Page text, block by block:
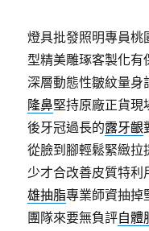
燈具批發照明專員
型精美雕琢客製化有
深層動態性皺紋量
隆鼻堅持原廠正貨現
後牙冠過長的露牙齦
從臉到腳輕鬆緊緻拉
少才合改善皮質特利
雄抽脂專業師資抽掉
團隊來要無負評自體